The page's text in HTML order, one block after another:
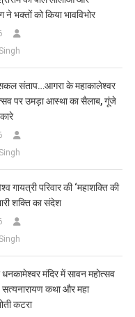
ने भक्तों को किया भावविभोर
संताप…आगरा के महाकालेश्वर
पर उमड़ा आस्था का सैलाब, गूंजे
गायत्री परिवार की ‘महाशक्ति की
शक्ति का संदेश
मंदिर में सावन महोत्सव
कथा और महा
कटरा